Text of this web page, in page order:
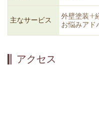
主なサービス
外壁塗装+
お悩みア
アクセス